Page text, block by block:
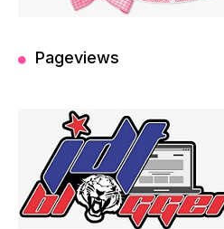
Pageviews